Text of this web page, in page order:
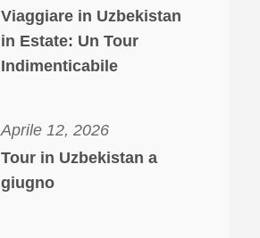
Viaggiare in Uzbekistan
in Estate: Un Tour
Indimenticabile
Aprile 12, 2026
Tour in Uzbekistan a
giugno